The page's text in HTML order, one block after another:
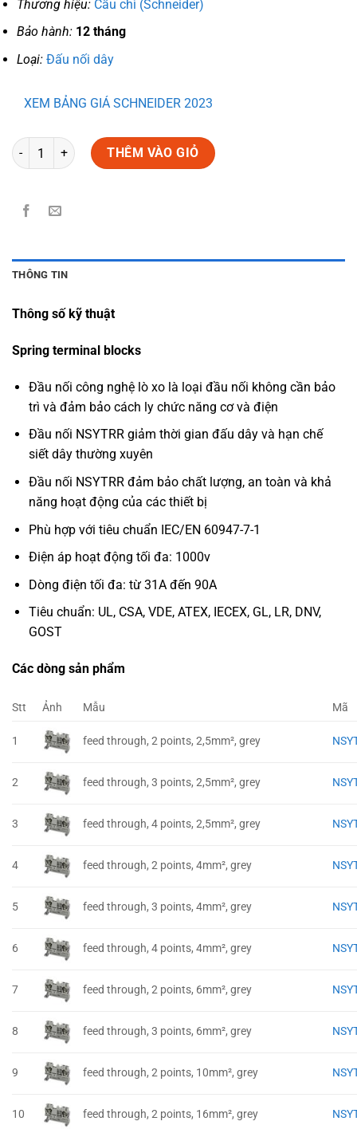
Thương hiệu: Cầu chì (Schneider)
Bảo hành: 12 tháng
Loại: Đấu nối dây
XEM BẢNG GIÁ SCHNEIDER 2023
Số lượng THÊM VÀO GIỎ
THÔNG TIN
Thông số kỹ thuật
Spring terminal blocks
Đầu nối công nghệ lò xo là loại đầu nối không cần bảo
trì và đảm bảo cách ly chức năng cơ và điện
Đầu nối NSYTRR giảm thời gian đấu dây và hạn chế
siết dây thường xuyên
Đầu nối NSYTRR đảm bảo chất lượng, an toàn và khả
năng hoạt động của các thiết bị
Phù hợp với tiêu chuẩn IEC/EN 60947-7-1
Điện áp hoạt động tối đa: 1000v
Dòng điện tối đa: từ 31A đến 90A
Tiêu chuẩn: UL, CSA, VDE, ATEX, IECEX, GL, LR, DNV,
GOST
Các dòng sản phẩm
Stt Ảnh Mẫu Mã
1 feed through, 2 points, 2,5mm², grey
2 feed through, 3 points, 2,5mm², grey
3 feed through, 4 points, 2,5mm², grey
4 feed through, 2 points, 4mm², grey
5 feed through, 3 points, 4mm², grey
6 feed through, 4 points, 4mm², grey
7 feed through, 2 points, 6mm², grey
8 feed through, 3 points, 6mm², grey
9 feed through, 2 points, 10mm², grey
10 feed through, 2 points, 16mm², grey